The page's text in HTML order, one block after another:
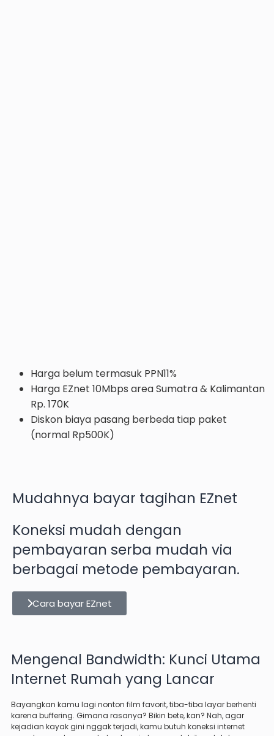
Harga belum termasuk PPN11%
Harga EZnet 10Mbps area Sumatra & Kalimantan
Rp. 170K
Diskon biaya pasang berbeda tiap paket
(normal Rp500K)
Mudahnya bayar tagihan EZnet
Koneksi mudah dengan
pembayaran serba mudah via
berbagai metode pembayaran.
Cara bayar EZnet
Mengenal Bandwidth: Kunci Utama
Internet Rumah yang Lancar
Bayangkan kamu lagi nonton film favorit, tiba-tiba layar berhenti
karena buffering. Gimana rasanya? Bikin bete, kan? Nah, agar
kejadian kayak gini nggak terjadi, kamu butuh koneksi internet